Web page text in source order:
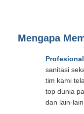
Mengapa
sanitasi
tim kami
top dunia
dan lain-lain.